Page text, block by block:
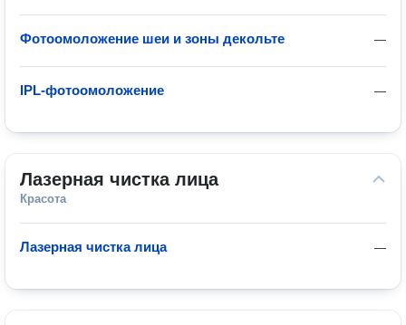
—
Фотоомоложение шеи и зоны декольте
—
IPL-фотоомоложение
Лазерная чистка лица
Красота
—
Лазерная чистка лица